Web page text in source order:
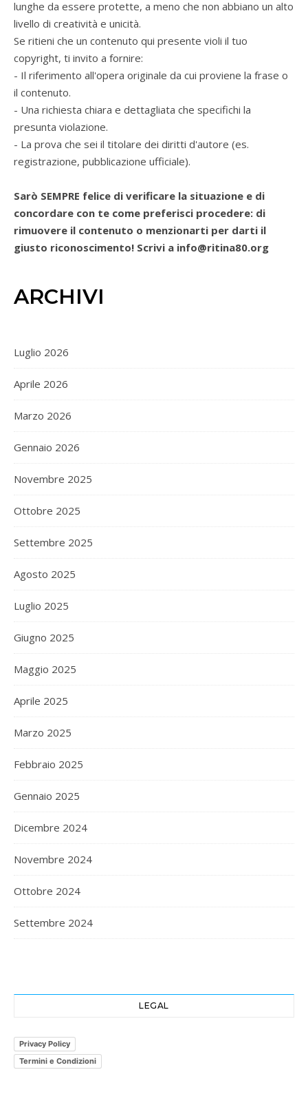
lunghe da essere protette, a meno che non abbiano un alto
livello di creatività e unicità.
Se ritieni che un contenuto qui presente violi il tuo
copyright, ti invito a fornire:
- Il riferimento all'opera originale da cui proviene la frase o
il contenuto.
- Una richiesta chiara e dettagliata che specifichi la
presunta violazione.
- La prova che sei il titolare dei diritti d'autore (es.
registrazione, pubblicazione ufficiale).
Sarò SEMPRE felice di verificare la situazione e di
concordare con te come preferisci procedere: di
rimuovere il contenuto o menzionarti per darti il
giusto riconoscimento! Scrivi a info@ritina80.org
ARCHIVI
Luglio 2026
Aprile 2026
Marzo 2026
Gennaio 2026
Novembre 2025
Ottobre 2025
Settembre 2025
Agosto 2025
Luglio 2025
Giugno 2025
Maggio 2025
Aprile 2025
Marzo 2025
Febbraio 2025
Gennaio 2025
Dicembre 2024
Novembre 2024
Ottobre 2024
Settembre 2024
LEGAL
Privacy Policy
Termini e Condizioni